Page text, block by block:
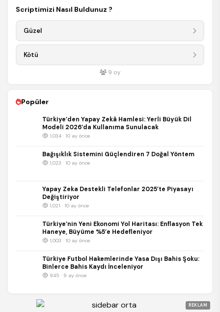
Scriptimizi Nasıl Buldunuz ?
Güzel
Kötü
9 oy
Popüler
Türkiye’den Yapay Zekâ Hamlesi: Yerli Büyük Dil
Modeli 2026’da Kullanıma Sunulacak
1,034 · 10 ay önce
Bağışıklık Sistemini Güçlendiren 7 Doğal Yöntem
1,023 · 10 ay önce
Yapay Zeka Destekli Telefonlar 2025’te Piyasayı
Değiştiriyor
1,021 · 10 ay önce
Türkiye’nin Yeni Ekonomi Yol Haritası: Enflasyon Tek
Haneye, Büyüme %5’e Hedefleniyor
1,003 · 10 ay önce
Türkiye Futbol Hakemlerinde Yasa Dışı Bahis Şoku:
Binlerce Bahis Kaydı İnceleniyor
945 · 9 ay önce
REKLAM